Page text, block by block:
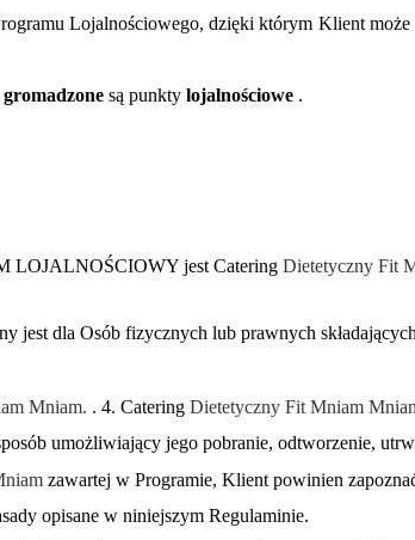
Lojalnościowego, dzięki którym Klient
gromadzonesą punktylojalnościowe .
LOJALNOŚCIOWY jest Catering Dietetyczny Fit
jest dla Osób fizycznych lub prawnych
Mniam. . 4. Catering Dietetyczny Fit Mniam
umożliwiający jego pobranie, odtworzenie,
zawartej w Programie, Klient powinien
opisane w niniejszym Regulaminie.